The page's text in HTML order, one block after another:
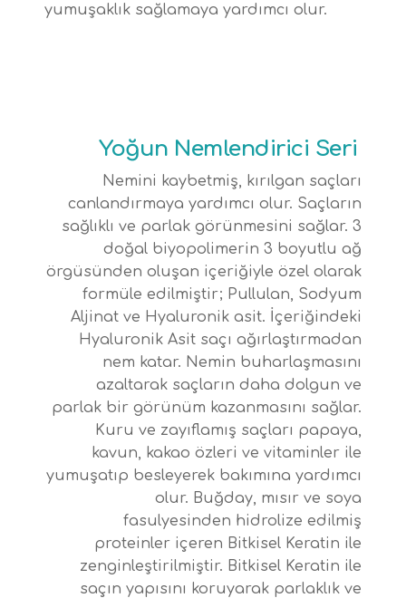
yumuşaklık sağlamaya yardımcı olur.
Yoğun Nemlendirici Seri
Nemini kaybetmiş, kırılgan saçları
canlandırmaya yardımcı olur. Saçların
sağlıklı ve parlak görünmesini sağlar. 3
doğal biyopolimerin 3 boyutlu ağ
örgüsünden oluşan içeriğiyle özel olarak
formüle edilmiştir; Pullulan, Sodyum
Aljinat ve Hyaluronik asit. İçeriğindeki
Hyaluronik Asit saçı ağırlaştırmadan
nem katar. Nemin buharlaşmasını
azaltarak saçların daha dolgun ve
parlak bir görünüm kazanmasını sağlar.
Kuru ve zayıflamış saçları papaya,
kavun, kakao özleri ve vitaminler ile
yumuşatıp besleyerek bakımına yardımcı
olur. Buğday, mısır ve soya
fasulyesinden hidrolize edilmiş
proteinler içeren Bitkisel Keratin ile
zenginleştirilmiştir. Bitkisel Keratin ile
saçın yapısını koruyarak parlaklık ve